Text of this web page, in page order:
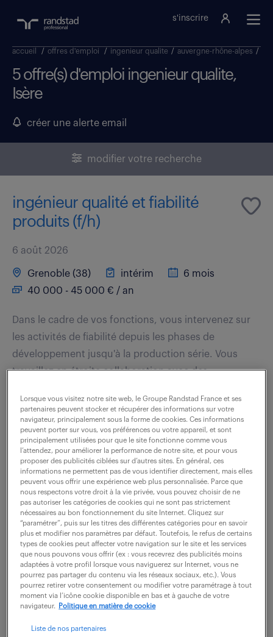
s'inscrire
accueil / offres d'emploi / ingenieur qualite / auvergne-rhône-alpes /
5 offre(s) d'emploi ingenieur qualite,
Isère
créer une alerte email
modifier votre recherche
ingénieur qualité et fiabilité
produits (f/h)
6 août 2026
Grenoble (38) intérim
6 mois
40 000 - 45 000 € / an
Dans le cadre de vos fonctions, vous intervenez sur
les activités de fiabilité depuis les phases de
développement jusqu'à la production série. Vous
travaillez en étroite collaboration avec des...
voir l'offre
ingénieur qualité et impacts
envrionnementaux produits (h/f)
(f/h)
31 juillet 2026
L Isle D Abeau (38)
CDI
40 000 - 52 000 € / an
Rattachée à la Responsable Qualité Produits, vous
jouez un rôle clé au croisement de la conformité
Lorsque vous visitez notre site web, le Groupe Randstad France et ses
partenaires peuvent stocker et récupérer des informations sur votre
navigateur, principalement sous la forme de cookies. Ces informations
peuvent porter sur vous, vos préférences ou votre appareil, et sont
principalement utilisées pour que le site fonctionne comme vous
l’attendez, pour améliorer la performance de notre site, et pour vous
proposer des publicités ciblées sur d’autres sites. En général, ces
informations ne permettent pas de vous identifier directement, mais elles
peuvent vous offrir une expérience web plus personnalisée. Parce que
nous respectons votre droit à la vie privée, vous pouvez choisir de ne
pas autoriser les catégories de cookies qui ne sont pas strictement
nécessaires au bon fonctionnement du site Internet. Cliquez sur
“paramétrer”, puis sur les titres des différentes catégories pour en savoir
plus et modifier nos paramètres par défaut. Toutefois, le refus de certains
types de cookies peut affecter votre navigation sur le site et les services
que nous pouvons vous offrir (ex : vous recevrez des publicités moins
adaptées à votre profil lorsque vous naviguerez sur Internet, vous ne
pourrez pas partager du contenu via les réseaux sociaux, etc.). Vous
pourrez retirer votre consentement ou modifier votre paramétrage à tout
moment via l’icône cookie disponible en bas et à gauche de votre
navigateur.
Politique en matière de cookie
Liste de nos partenaires